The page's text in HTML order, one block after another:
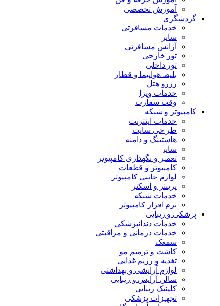
آموزش تخصصی
گردشگری
خدمات مسافرتی
سایر
آژانس مسافرتی
تور خارجی
تور داخلی
بلیط هواپیما و قطار
رزرو هتل
خدمات ویزا
وقت سفارت
کامپیوتر و شبکه
خدمات اینترنت
طراحی سایت
هاستینگ و دامنه
سایر
تعمیر و نگهداری کامپیوتر
کامپیوتر و قطعات
لوازم جانبی کامپیوتر
پرینتر و اسکنر
خدمات شبکه
نرم افزار کامپیوتر
پزشکی و زیبایی
خدمات دندانپزشکی
خدمات درمانی و مراقبتی
سمعک
کاشت و ترمیم مو
تغذیه و رژیم غذایی
لوازم آرایشی و بهداشتی
سالن آرایش و زیبایی
کلینیک زیبایی
تجهیزات پزشکی